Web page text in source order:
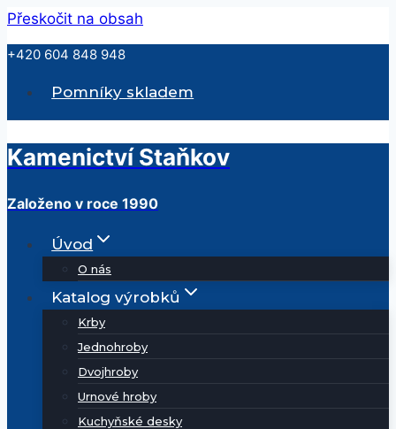
Přeskočit na obsah
+420 604 848 948
Pomníky skladem
Kamenictví Staňkov
Založeno v roce 1990
Úvod
O nás
Katalog výrobků
Krby
Jednohroby
Dvojhroby
Urnové hroby
Kuchyňské desky